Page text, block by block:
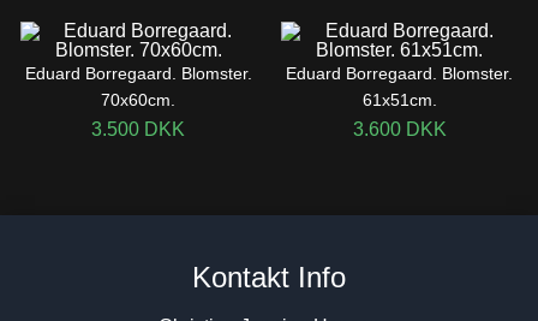
Eduard Borregaard. Blomster.
70x60cm.
3.500 DKK
Eduard Borregaard. Blomster.
61x51cm.
3.600 DKK
Kontakt Info